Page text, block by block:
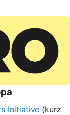
Initiative (kurz